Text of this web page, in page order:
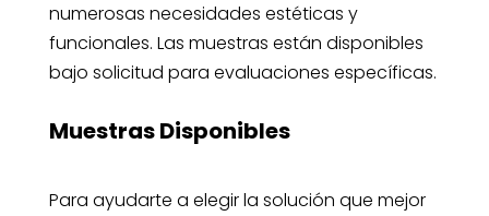
numerosas necesidades estéticas y
funcionales. Las muestras están disponibles
bajo solicitud para evaluaciones específicas.
Muestras Disponibles
Para ayudarte a elegir la solución que mejor